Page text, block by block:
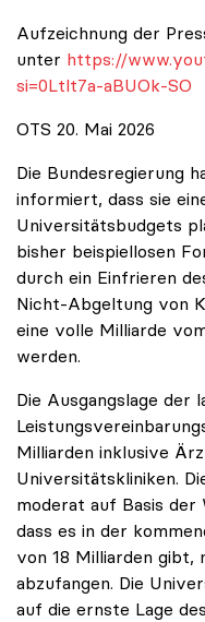
Aufzeichnung der
unter https://
si=0Ltlt7a-aBUOk-SO
OTS 20. Mai 2026
Die Bundesregierung
informiert, dass sie
Universitätsbudgets
bisher beispiellosen
durch ein Einfrieren
Nicht-Abgeltung von
eine volle Milliarde
werden.
Die Ausgangslage der
Milliarden inklusive
Universitätskliniken.
moderat auf Basis
dass es in der
von 18 Milliarden gibt,
abzufangen. Die
auf die ernste Lage